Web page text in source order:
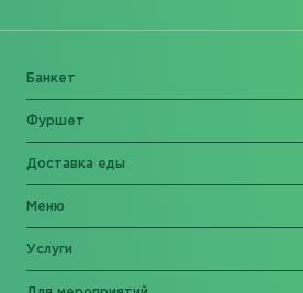
Банкет
Фуршет
Доставка еды
Меню
Услуги